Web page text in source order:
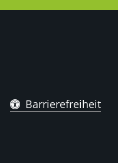
Barrierefreiheit